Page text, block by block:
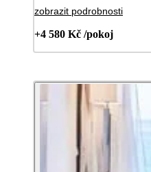
zobrazit podrobnosti
+4 580 Kč /pokoj